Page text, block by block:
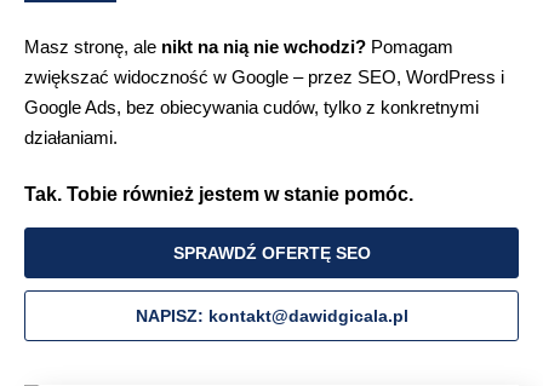
Masz stronę, ale nikt na nią nie wchodzi? Pomagam
zwiększać widoczność w Google – przez SEO, WordPress i
Google Ads, bez obiecywania cudów, tylko z konkretnymi
działaniami.
Tak. Tobie również jestem w stanie pomóc.
SPRAWDŹ OFERTĘ SEO
NAPISZ: kontakt@dawidgicala.pl